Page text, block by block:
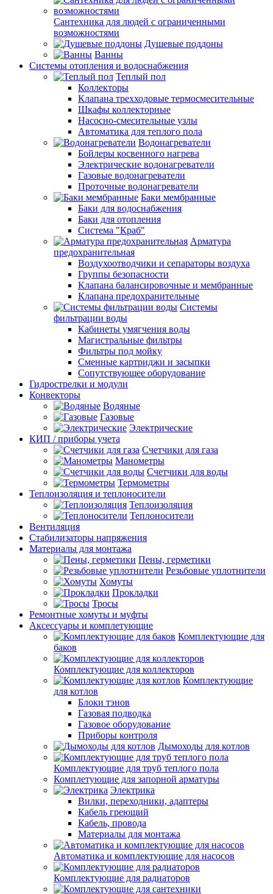
Сантехника для людей с ограниченными
возможностями
Душевые поддоны
Ванны
Системы отопления и водоснабжения
Теплый пол
Коллекторы
Клапана трехходовые термосмесительные
Шкафы коллекторные
Насосно-смесительные узлы
Автоматика для теплого пола
Водонагреватели
Бойлеры косвенного нагрева
Электрические водонагреватели
Газовые водонагреватели
Проточные водонагреватели
Баки мембранные
Баки для водоснабжения
Баки для отопления
Система "Краб"
Арматура
предохранительная
Воздухоотводчики и сепараторы воздуха
Группы безопасности
Клапана балансировочные и мембранные
Клапана предохранительные
Системы
фильтрации воды
Кабинеты умягчения воды
Магистральные фильтры
Фильтры под мойку
Сменные картриджи и засыпки
Сопутствующее оборудование
Гидрострелки и модули
Конвекторы
Водяные
Газовые
Электрические
КИП / приборы учета
Счетчики для газа
Манометры
Счетчики для воды
Термометры
Теплоизоляция и теплоносители
Теплоизоляция
Теплоносители
Вентиляция
Стабилизаторы напряжения
Материалы для монтажа
Пены, герметики
Резьбовые уплотнители
Хомуты
Прокладки
Тросы
Ремонтные хомуты и муфты
Аксессуары и комплетующие
Комплектующие для
баков
Комплектующие для коллекторов
Комплектующие
для котлов
Блоки тэнов
Газовая подводка
Газовое оборудование
Приборы контроля
Дымоходы для котлов
Комплектующие для труб теплого пола
Комплетующие для запорной арматуры
Электрика
Вилки, переходники, адаптеры
Кабель греющий
Кабель, провода
Материалы для монтажа
Автоматика и комплектующие для насосов
Комплектующие для радиаторов